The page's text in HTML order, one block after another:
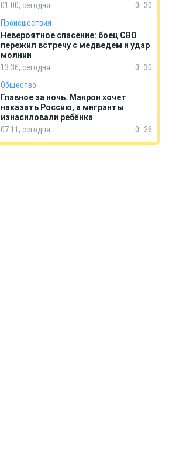
01:00, сегодня
0
30
Происшествия
Невероятное спасение: боец СВО
пережил встречу с медведем и удар
молнии
13:36, сегодня
0
30
Общество
Главное за ночь. Макрон хочет
наказать Россию, а мигранты
изнасиловали ребёнка
07:11, сегодня
0 26